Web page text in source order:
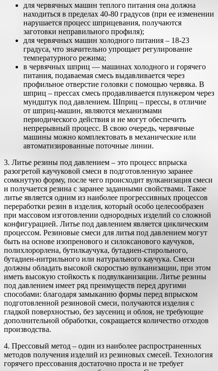
для червячных машин теплого питания она должна
находиться в пределах 40-80 градусов (при ее изменении
нарушается процесс шприцевания, получаются
заготовки неправильного профиля);
для червячных машин холодного питания – 18-23
градуса, что значительно упрощает регулирование
температурного режима;
в червячных шприц — машинах холодного и горячего
питания, подаваемая смесь выдавливается через
профильное отверстие головки с помощью червяка. В
шприц – прессах смесь продавливается плунжером через
мундштук под давлением. Шприц – прессы, в отличие
от шприц-машин, являются механизмами
периодического действия и не могут обеспечить
непрерывный процесс. В свою очередь, червячные
машины можно комплектовать в механические или
автоматизированные поточные линии.
3. Литье резины под давлением – это процесс впрыска
разогретой каучуковой смеси в подготовленную заранее
сомкнутую форму, после чего происходит вулканизация смеси
и получается резина с заранее заданными свойствами. Такое
литье является одним из наиболее прогрессивных процессов
переработки резин в изделия, который особо целесообразен
при массовом изготовлении однородных изделий со сложной
конфигурацией. Литье под давлением является циклическим
процессом. Резиновые смеси для литья под давлением могут
быть на основе изопренового и силоксанового каучуков,
полихлорорлена, бутилкаучука, бутадиен-стирольного,
бутадиен-нитрильного или натурального каучука. Смеси
должны обладать высокой скоростью вулканизации, при этом
иметь высокую стойкость к подвулканизации. Литье резины
под давлением имеет ряд преимуществ перед другими
способами: благодаря замыканию формы перед впрыском
подготовленной резиновой смеси, получаются изделия с
гладкой поверхностью, без заусениц и облоя, не требующие
дополнительной обработки, сокращается количество отходов
производства.
4. Прессовый метод – один из наиболее распространенных
методов получения изделий из резиновых смесей. Технология
горячего прессования достаточно проста и не требует